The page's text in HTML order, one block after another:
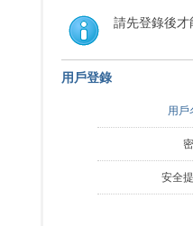
索
請先登錄後才
用戶登錄
用戶
安全